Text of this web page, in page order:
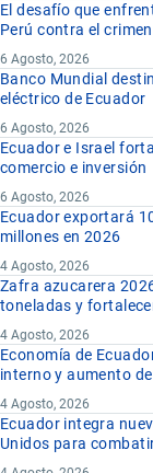
El desafío que
Perú contra el
6 Agosto, 2026
Banco Mundial
eléctrico de Ecuador
6 Agosto, 2026
Ecuador e Israel
comercio e inversión
6 Agosto, 2026
Ecuador exportará
millones en 2026
4 Agosto, 2026
Zafra azucarera
toneladas y
4 Agosto, 2026
Economía de
interno y aumento
4 Agosto, 2026
Ecuador integra
Unidos para